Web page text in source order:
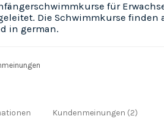
für
Die Schwimmkurse finden
in german.
Kundenmeinungen (2)